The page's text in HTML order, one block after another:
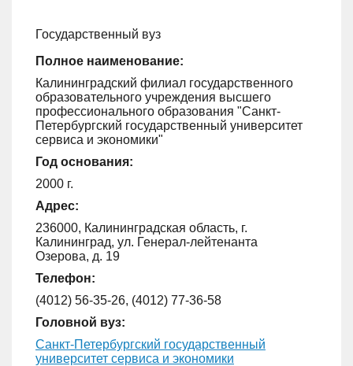
Государственный вуз
Полное наименование:
Калининградский филиал государственного
образовательного учреждения высшего
профессионального образования "Санкт-
Петербургский государственный университет
сервиса и экономики"
Год основания:
2000 г.
Адрес:
236000, Калининградская область, г.
Калининград, ул. Генерал-лейтенанта
Озерова, д. 19
Телефон:
(4012) 56-35-26, (4012) 77-36-58
Головной вуз:
Санкт-Петербургский государственный
университет сервиса и экономики